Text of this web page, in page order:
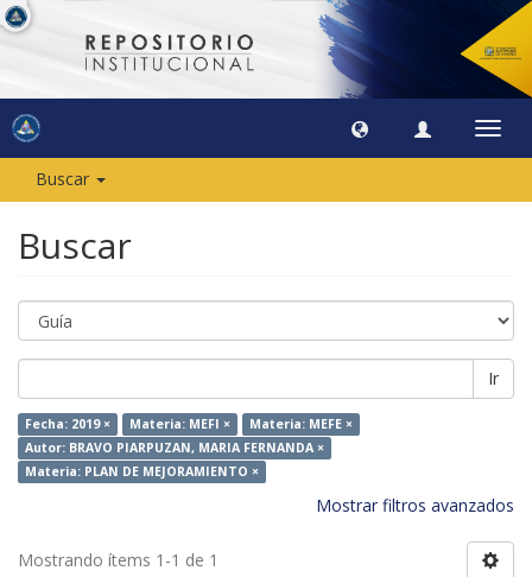
Buscar
Buscar
Ir
Fecha: 2019 × Materia: MEFI ×
Materia: MEFE ×
Autor: BRAVO PIARPUZAN, MARIA FERNANDA ×
Materia: PLAN DE MEJORAMIENTO ×
Mostrar filtros avanzados
Mostrando ítems 1-1 de 1